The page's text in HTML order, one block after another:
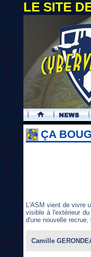
LE SITE
.
ÇA
L'ASM vient de vivre
visible à l'extérieur
d'une nouvelle recrue,
Camille